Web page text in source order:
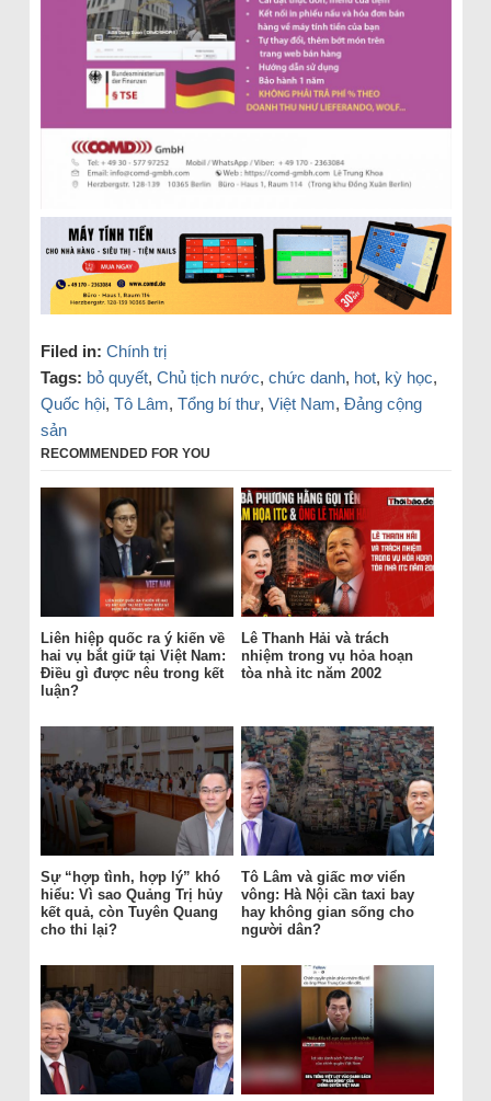
Filed in: Chính trị
Tags: bỏ quyết, Chủ tịch nước, chức danh, hot, kỳ học,
Quốc hội, Tô Lâm, Tổng bí thư, Việt Nam, Đảng cộng
sản
RECOMMENDED FOR YOU
Liên hiệp quốc ra ý kiến về
hai vụ bắt giữ tại Việt Nam:
Điều gì được nêu trong kết
luận?
Lê Thanh Hải và trách
nhiệm trong vụ hỏa hoạn
tòa nhà itc năm 2002
Sự “hợp tình, hợp lý” khó
hiểu: Vì sao Quảng Trị hủy
kết quả, còn Tuyên Quang
cho thi lại?
Tô Lâm và giấc mơ viển
vông: Hà Nội cần taxi bay
hay không gian sống cho
người dân?